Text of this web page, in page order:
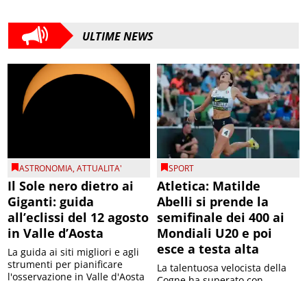
ULTIME NEWS
ASTRONOMIA,ATTUALITA'
Il Sole nero dietro ai
Giganti: guida
all’eclissi del 12 agosto
in Valle d’Aosta
La guida ai siti migliori e agli
strumenti per pianificare
l'osservazione in Valle d'Aosta
SPORT
Atletica: Matilde
Abelli si prende la
semifinale dei 400 ai
Mondiali U20 e poi
esce a testa alta
La talentuosa velocista della